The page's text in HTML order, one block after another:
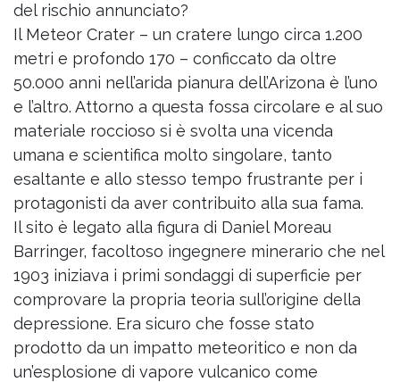
del rischio annunciato?
Il Meteor Crater – un cratere lungo circa 1.200
metri e profondo 170 – conficcato da oltre
50.000 anni nell’arida pianura dell’Arizona è l’uno
e l’altro. Attorno a questa fossa circolare e al suo
materiale roccioso si è svolta una vicenda
umana e scientifica molto singolare, tanto
esaltante e allo stesso tempo frustrante per i
protagonisti da aver contribuito alla sua fama.
Il sito è legato alla figura di Daniel Moreau
Barringer, facoltoso ingegnere minerario che nel
1903 iniziava i primi sondaggi di superficie per
comprovare la propria teoria sull’origine della
depressione. Era sicuro che fosse stato
prodotto da un impatto meteoritico e non da
un’esplosione di vapore vulcanico come